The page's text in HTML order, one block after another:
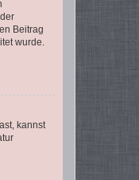
Beitrag
wurde.
kannst